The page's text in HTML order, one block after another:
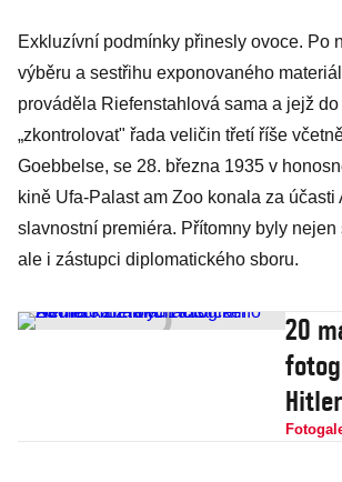
Exkluzívní podmínky přinesly ovoce. Po
výběru a sestřihu exponovaného
prováděla Riefenstahlová sama a jejž
„zkontrolovat" řada veličin třetí říše
Goebbelse, se 28. března 1935 v
kině Ufa-Palast am Zoo konala za účasti
slavnostní premiéra. Přítomny byly nejen
ale i zástupci diplomatického sboru.
20